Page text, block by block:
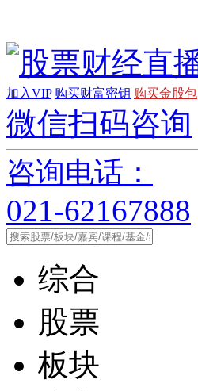
加入VIP 购买财富密钥 购买金股包
微信扫码咨询
咨询电话：
021-62167888
综合
股票
板块